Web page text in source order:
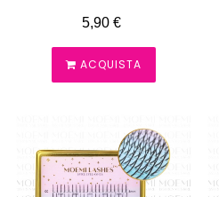
Prezzo
5,90 €
ACQUISTA